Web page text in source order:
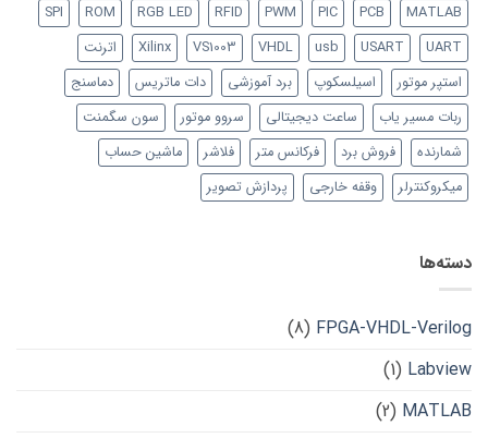
MATLAB
PCB
PIC
PWM
RFID
RGB LED
ROM
SPI
UART
USART
usb
VHDL
VS1003
Xilinx
اترنت
استپر موتور
اسیلسکوپ برد آموزشی دات ماتریس
دماسنج
ربات مسیر یاب
ساعت دیجیتالی سروو موتور
سون سگمنت
شمارنده
فروش برد فرکانس متر فلاشر
ماشین حساب
میکروکنترلر
وقفه خارجی پردازش تصویر
دسته‌ها
FPGA-VHDL-Verilog
(8)
Labview
(1)
MATLAB
(2)